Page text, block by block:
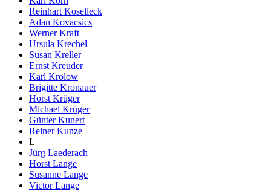
Reinhart Koselleck
Adan Kovacsics
Werner Kraft
Ursula Krechel
Susan Kreller
Ernst Kreuder
Karl Krolow
Brigitte Kronauer
Horst Krüger
Michael Krüger
Günter Kunert
Reiner Kunze
L
Jürg Laederach
Horst Lange
Susanne Lange
Victor Lange